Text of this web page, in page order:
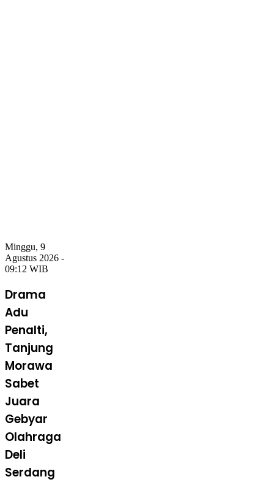
Minggu, 9
Agustus 2026 -
09:12 WIB
Drama
Adu
Penalti,
Tanjung
Morawa
Sabet
Juara
Gebyar
Olahraga
Deli
Serdang